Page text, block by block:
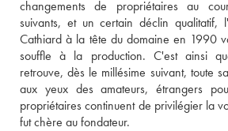
changements de propriétaires au
suivants, et un certain déclin qualitatif,
Cathiard à la tête du domaine en 1990
souffle à la production. C'est ainsi
retrouve, dès le millésime suivant, toute
aux yeux des amateurs, étrangers
propriétaires continuent de privilégier la
fut chère au fondateur.